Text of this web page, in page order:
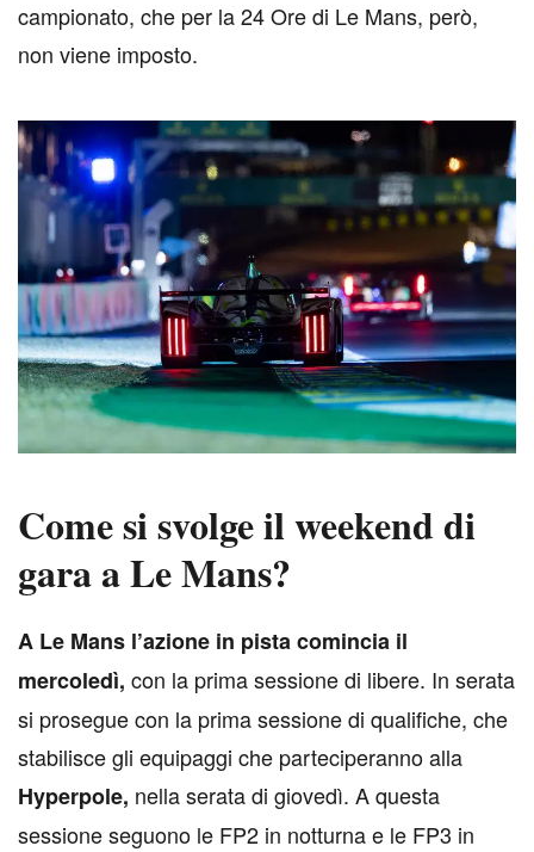
campionato, che per la 24 Ore di Le Mans, però,
non viene imposto.
Come si svolge il weekend di
gara a Le Mans?
A Le Mans l’azione in pista comincia il
mercoledì, con la prima sessione di libere. In serata
si prosegue con la prima sessione di qualifiche, che
stabilisce gli equipaggi che parteciperanno alla
Hyperpole, nella serata di giovedì. A questa
sessione seguono le FP2 in notturna e le FP3 in